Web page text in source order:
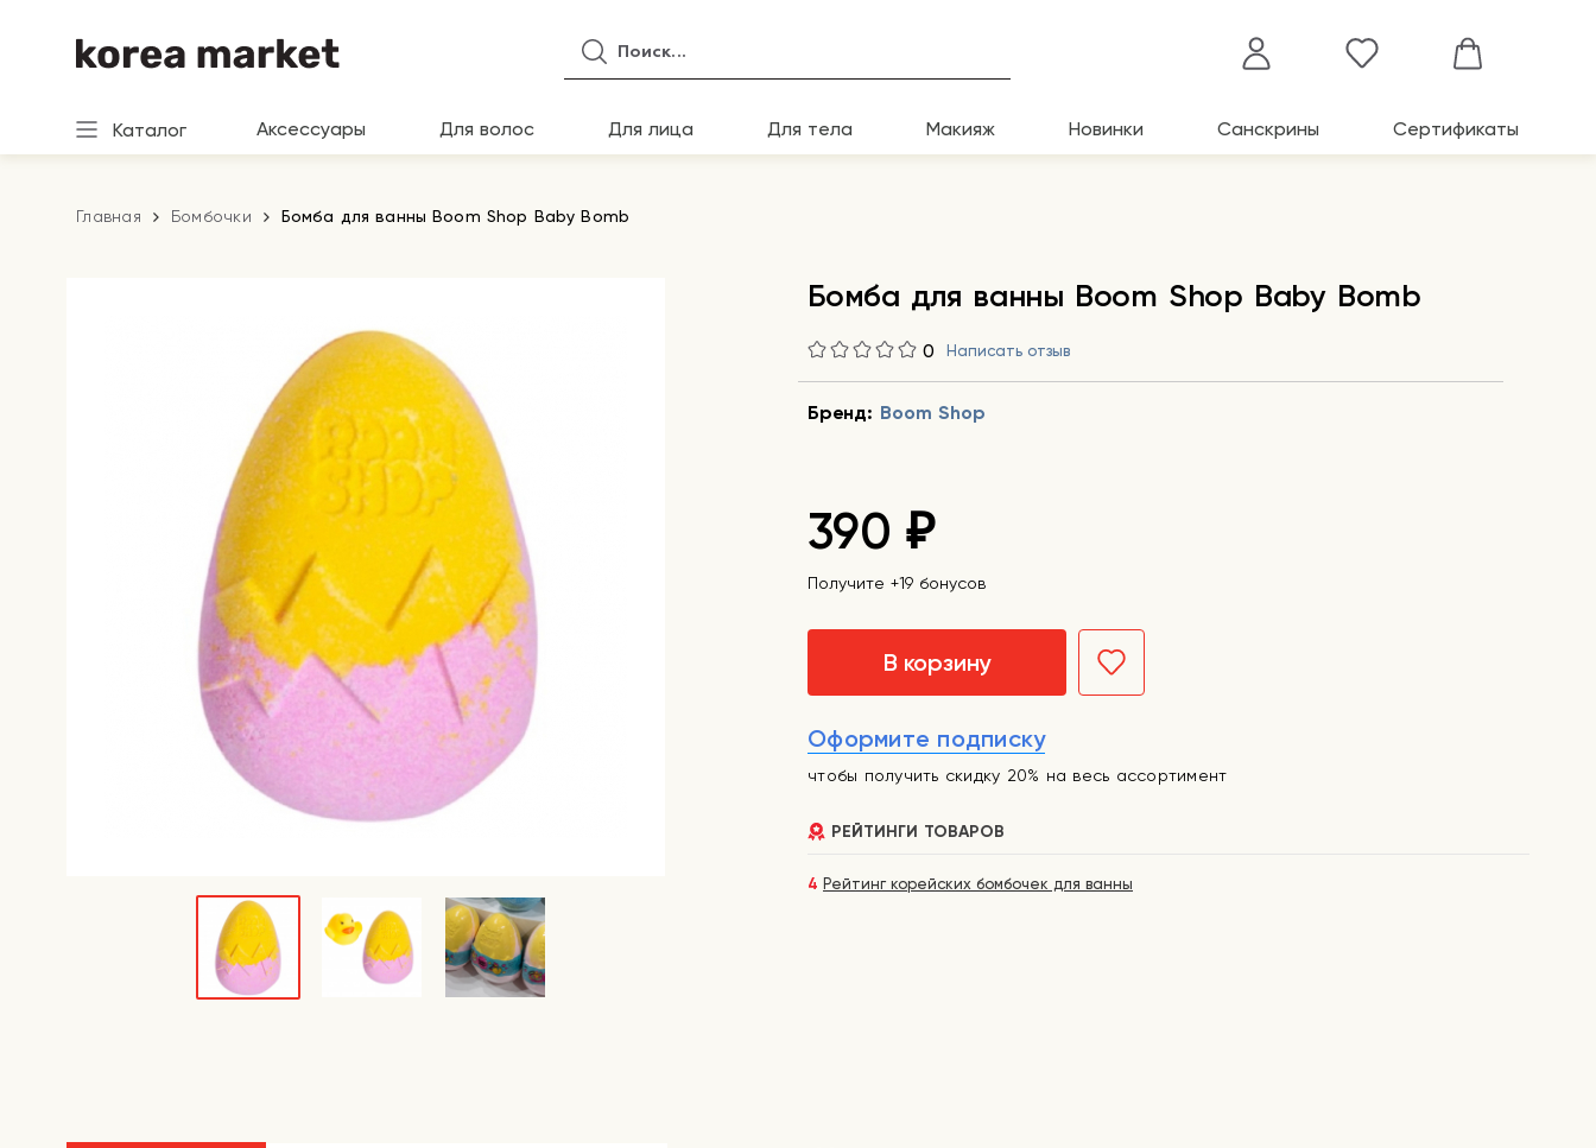
Каталог Аксессуары Для волос Для лица Для тела Макияж Новинки Санскрины Сертификаты
Главная Бомбочки Бомба для ванны Boom Shop Baby Bomb
Бомба для ванны Boom Shop Baby Bomb
0 Написать отзыв
Бренд: Boom Shop
390₽
Получите +19 бонусов
В корзину
Оформите подписку
чтобы получить скидку 20% на весь ассортимент
РЕЙТИНГИ ТОВАРОВ
4 Рейтинг корейских бомбочек для ванны